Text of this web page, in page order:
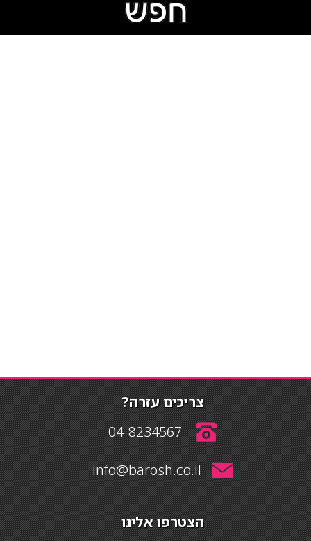
צריכים עזרה?
04-8234567
info@barosh.co.il
הצטרפו אלינו